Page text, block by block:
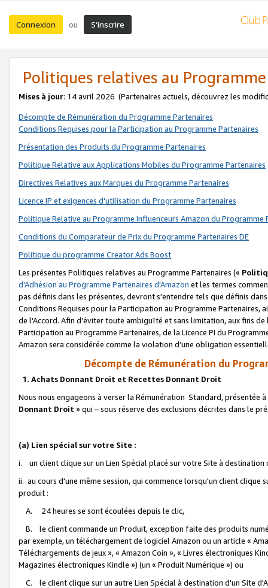
Connexion ou S’inscrire
Politiques relatives au
Mises à jour: 14 avril 2026 (Partenaires actuels, découvrez les
Décompte de Rémunération du Programme Partenaires
Conditions Requises pour la Participation au Programme Partenaires
Présentation des Produits du Programme Partenaires
Politique Relative aux Applications Mobiles du Programme Partenaires
Directives Relatives aux Marques du Programme Partenaires
Licence IP et exigences d'utilisation du Programme Partenaires
Politique Relative au Programme Influenceurs Amazon du Programme
Conditions du Comparateur de Prix du Programme Partenaires DE
Politique du programme Creator Ads Boost
Les présentes Politiques relatives au Programme Partenaires («
d’Adhésion au Programme Partenaires d'Amazon et les termes
pas définis dans les présentes, devront s'entendre tels que définis
Conditions Requises pour la Participation au Programme Partenaires,
de l'Accord. Afin d’éviter toute ambiguïté et sans limitation, aux fins
Participation au Programme Partenaires, de la Licence PI du
Amazon sera considérée comme la violation d’une obligation
Décompte de Rémunération du
1. Achats Donnant Droit et Recettes Donnant Droit
Nous nous engageons à verser la Rémunération Standard, présentée
Donnant Droit » qui – sous réserve des exclusions décrites dans le
(a) Lien spécial sur votre Site :
i. un client clique sur un Lien Spécial placé sur votre Site à destination
ii. au cours d'une même session, qui commence lorsqu'un client
produit :
A. 24 heures se sont écoulées depuis le clic,
B. le client commande un Produit, exception faite des produits
par exemple, un téléchargement de logiciel Amazon ou un article «
Téléchargements de jeux », « Amazon Coin », « Livres électroniques
Magazines électroniques Kindle ») (un « Produit Numérique ») ou
C. le client clique sur un autre Lien Spécial à destination d'un Site